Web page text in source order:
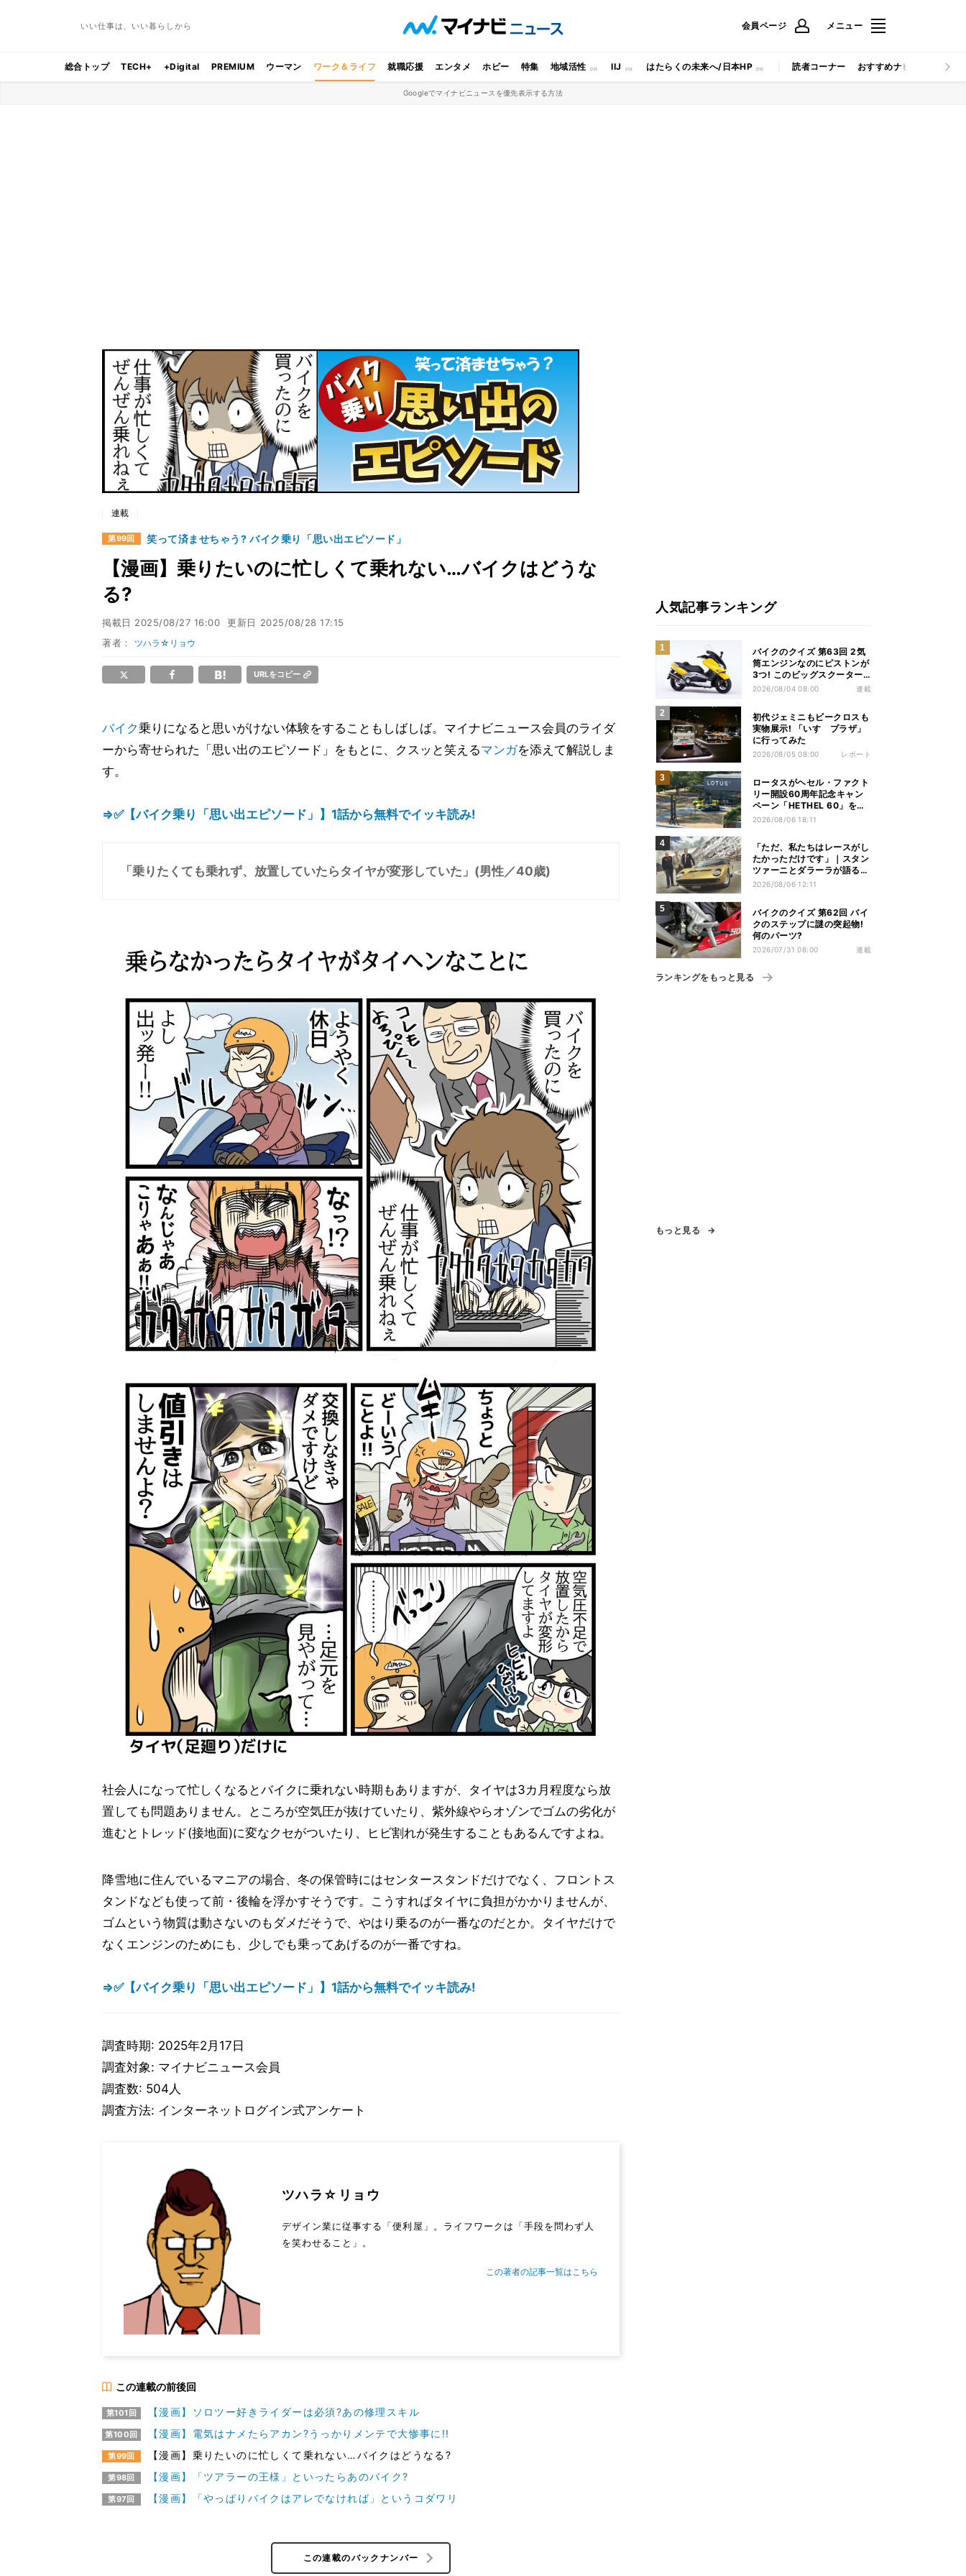
いい仕事は、いい暮らしから 会員ページ メニュー
総合トップ TECH+ +Digital PREMIUM ウーマン ワーク＆ライフ 就職応援 エンタメ ホビー 特集 地域活性 IIJ はたらくの未来へ/日本HP 読者コーナー おすすめナビ マイナビ
Googleでマイナビニュースを優先表示する方法
連載
第99回 笑って済ませちゃう? バイク乗り「思い出エピソード」
【漫画】乗りたいのに忙しくて乗れない…バイクはどうな
る?
掲載日 2025/08/27 16:00 更新日 2025/08/28 17:15
著者： ツハラ☆リョウ
URLをコピー
バイク乗りになると思いがけない体験をすることもしばしば。マイナビニュース会員のライダ
ーから寄せられた「思い出のエピソード」をもとに、クスッと笑えるマンガを添えて解説しま
す。
⇒✅【バイク乗り「思い出エピソード」】1話から無料でイッキ読み!
「乗りたくても乗れず、放置していたらタイヤが変形していた」(男性／40歳)
社会人になって忙しくなるとバイクに乗れない時期もありますが、タイヤは3カ月程度なら放
置しても問題ありません。ところが空気圧が抜けていたり、紫外線やらオゾンでゴムの劣化が
進むとトレッド(接地面)に変なクセがついたり、ヒビ割れが発生することもあるんですよね。
降雪地に住んでいるマニアの場合、冬の保管時にはセンタースタンドだけでなく、フロントス
タンドなども使って前・後輪を浮かすそうです。こうすればタイヤに負担がかかりませんが、
ゴムという物質は動さないのもダメだそうで、やはり乗るのが一番なのだとか。タイヤだけで
なくエンジンのためにも、少しでも乗ってあげるのが一番ですね。
⇒✅【バイク乗り「思い出エピソード」】1話から無料でイッキ読み!
調査時期: 2025年2月17日
調査対象: マイナビニュース会員
調査数: 504人
調査方法: インターネットログイン式アンケート
ツハラ☆リョウ
デザイン業に従事する「便利屋」。ライフワークは「手段を問わず人
を笑わせること」。
この著者の記事一覧はこちら
この連載の前後回
第101回 【漫画】ソロツー好きライダーは必須?あの修理スキル
第100回 【漫画】電気はナメたらアカン?うっかりメンテで大惨事に!!
第99回 【漫画】乗りたいのに忙しくて乗れない…バイクはどうなる?
第98回 【漫画】「ツアラーの王様」といったらあのバイク?
第97回 【漫画】「やっぱりバイクはアレでなければ」というコダワリ
この連載のバックナンバー
人気記事ランキング
バイクのクイズ 第63回 2気
筒エンジンなのにピストンが
3つ! このビッグスクーター
の名前は?
2026/08/04 08:00 連載
初代ジェミニもビークロスも
実物展示! 「いすゞプラザ」
に行ってみた
2026/08/05 08:00 レポート
ロータスがヘセル・ファクト
リー開設60周年記念キャン
ペーン「HETHEL 60」を実
施
2026/08/06 18:11
「ただ、私たちはレースがし
たかっただけです」｜スタン
ツァーニとダラーラが語る、
ミウラ誕生のとき【前編】
2026/08/06 12:11
バイクのクイズ 第62回 バイ
クのステップに謎の突起物!
何のパーツ?
2026/07/31 08:00 連載
ランキングをもっと見る
もっと見る